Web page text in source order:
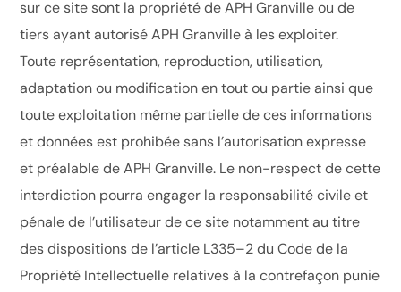
sur ce site sont la propriété de APH Granville ou de
tiers ayant autorisé APH Granville à les exploiter.
Toute représentation, reproduction, utilisation,
adaptation ou modification en tout ou partie ainsi que
toute exploitation même partielle de ces informations
et données est prohibée sans l’autorisation expresse
et préalable de APH Granville. Le non-respect de cette
interdiction pourra engager la responsabilité civile et
pénale de l’utilisateur de ce site notamment au titre
des dispositions de l’article L335–2 du Code de la
Propriété Intellectuelle relatives à la contrefaçon punie